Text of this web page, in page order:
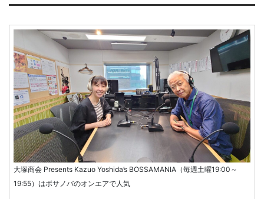
大塚商会 Presents Kazuo Yoshida’s BOSSAMANIA（毎週土曜19:00～
19:55）はボサノバのオンエアで人気